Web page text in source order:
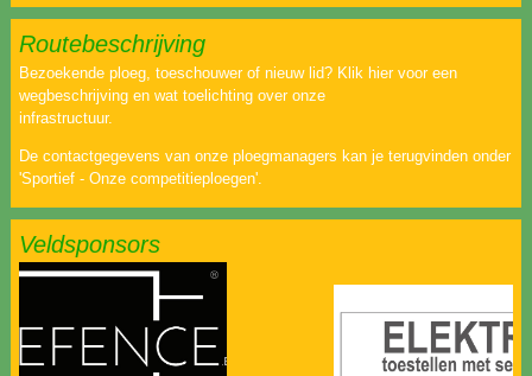
Routebeschrijving
Bezoekende ploeg, toeschouwer of nieuw lid? Klik hier voor een
wegbeschrijving en wat toelichting over onze
infrastructuur.
De contactgegevens van onze ploegmanagers kan je terugvinden onder
'Sportief - Onze competitieploegen'.
Veldsponsors